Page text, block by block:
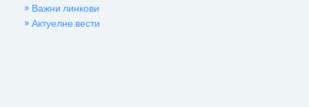
» Важни линкови
» Актуелне вести